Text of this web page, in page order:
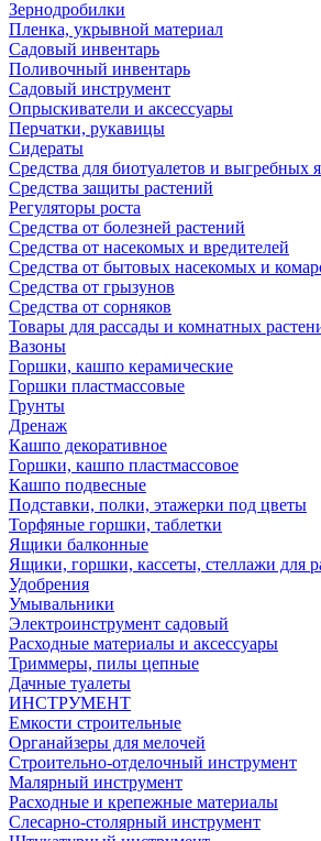
Зернодробилки
Пленка, укрывной материал
Садовый инвентарь
Поливочный инвентарь
Садовый инструмент
Опрыскиватели и аксессуары
Перчатки, рукавицы
Сидераты
Средства для биотуалетов и выгребных
Средства защиты растений
Регуляторы роста
Средства от болезней растений
Средства от насекомых и вредителей
Средства от бытовых насекомых и
Средства от грызунов
Средства от сорняков
Товары для рассады и комнатных
Вазоны
Горшки, кашпо керамические
Горшки пластмассовые
Грунты
Дренаж
Кашпо декоративное
Горшки, кашпо пластмассовое
Кашпо подвесные
Подставки, полки, этажерки под цветы
Торфяные горшки, таблетки
Ящики балконные
Ящики, горшки, кассеты, стеллажи для
Удобрения
Умывальники
Электроинструмент садовый
Расходные материалы и аксессуары
Триммеры, пилы цепные
Дачные туалеты
ИНСТРУМЕНТ
Емкости строительные
Органайзеры для мелочей
Строительно-отделочный инструмент
Малярный инструмент
Расходные и крепежные материалы
Слесарно-столярный инструмент